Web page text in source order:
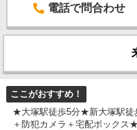
電話で問合わせ
ここがおすすめ！
★大塚駅徒歩5分★新大塚駅
＋防犯カメラ＋宅配ボック